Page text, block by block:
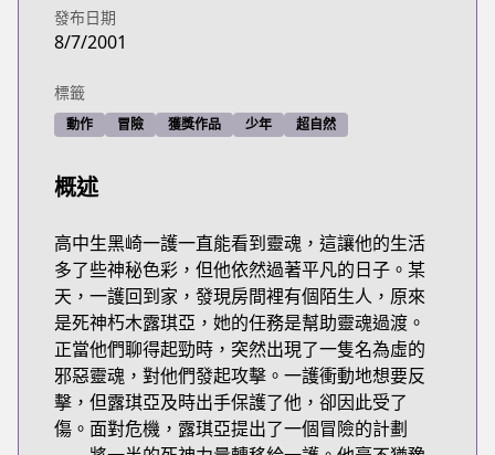
發布日期
8/7/2001
標籤
動作 冒險 獲獎作品 少年 超自然
概述
高中生黑崎一護一直能看到靈魂，這讓他的生活
多了些神秘色彩，但他依然過著平凡的日子。某
天，一護回到家，發現房間裡有個陌生人，原來
是死神朽木露琪亞，她的任務是幫助靈魂過渡。
正當他們聊得起勁時，突然出現了一隻名為虛的
邪惡靈魂，對他們發起攻擊。一護衝動地想要反
擊，但露琪亞及時出手保護了他，卻因此受了
傷。面對危機，露琪亞提出了一個冒險的計劃